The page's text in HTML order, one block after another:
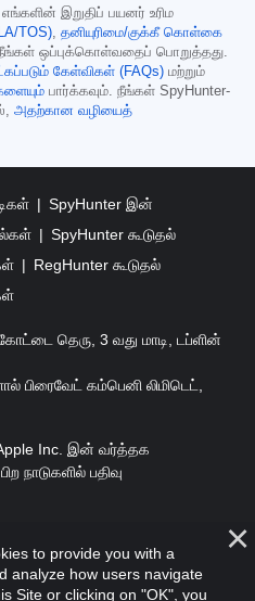
இறுதிப் பயனர் உரிம
TOS), தனியுரிமை/குக்கீ கொள்கை
ஒப்புக்கொள்வதைப் பொறுத்தது.
கேள்விகள் (FAQs) மற்றும்
பார்க்கவும். நீங்கள் SpyHunter-
அதற்கான வழியைத்
SpyHunter இன்
SpyHunter கூடுதல்
RegHunter கூடுதல்
தெரு, 3 வது மாடி, டப்ளின்
பிரைவேட் கம்பெனி லிமிடெட்,
Inc. இன் வர்த்தக
நாடுகளில் பதிவு
to provide you with a
analyze how users navigate
Site or clicking on "OK", you